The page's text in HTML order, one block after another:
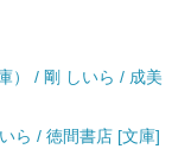
） / 剛 しいら / 成美
ら / 徳間書店 [文庫]